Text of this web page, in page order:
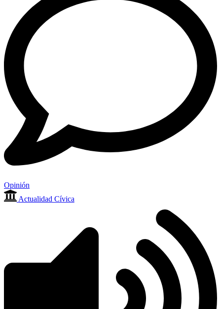
Opinión
Actualidad Cívica